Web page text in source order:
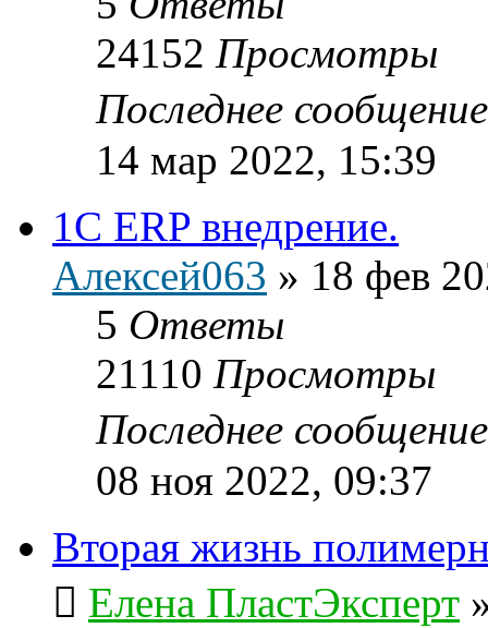
24152 Просмотры
Последнее
14 мар 2022, 15:39
1C ERP внедрение.
Алексей063 » 18 фев
5 Ответы
21110 Просмотры
Последнее
08 ноя 2022, 09:37
Вторая жизнь
Елена ПластЭксперт